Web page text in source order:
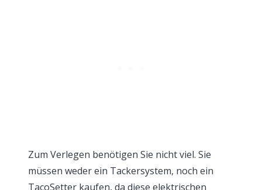
Zum Verlegen benötigen Sie nicht viel. Sie
müssen weder ein Tackersystem, noch ein
TacoSetter kaufen, da diese elektrischen